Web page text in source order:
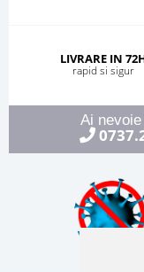
LIVRARE IN
rapid si sigur
Ai